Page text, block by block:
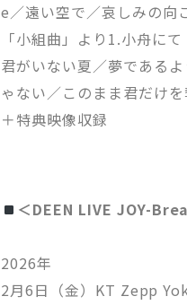
e／遠い空で／哀しみの向
「小組曲」より1.小舟
君がいない夏／夢である
ゃない／このまま君だけ
＋特典映像収録
＜DEEN LIVE JOY-
2026年
2月6日（金）KT Zepp